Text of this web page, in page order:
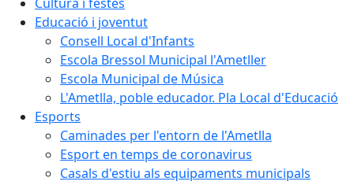
Cultura i festes
Educació i joventut
Consell Local d'Infants
Escola Bressol Municipal l'Ametller
Escola Municipal de Música
L'Ametlla, poble educador. Pla Local d'Educació
Esports
Caminades per l'entorn de l'Ametlla
Esport en temps de coronavirus
Casals d'estiu als equipaments municipals